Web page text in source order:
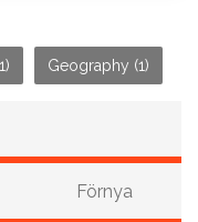
Geography (1)
Förnya